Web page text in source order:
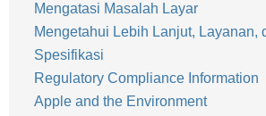
Mengatasi Masalah Layar
Mengetahui Lebih Lanjut, Layanan,
Spesifikasi
Regulatory Compliance Information
Apple and the Environment